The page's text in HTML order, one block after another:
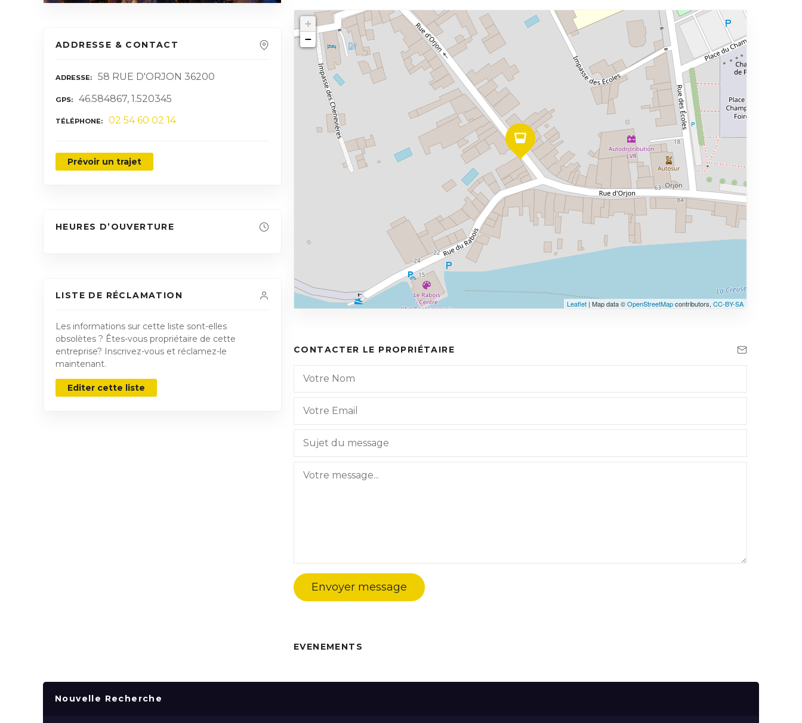
ADDRESSE & CONTACT
ADRESSE 58 RUE D'ORJON 36200
GPS 46.584867, 1.520345
TÉLÉPHONE 02 54 60 02 14
Prévoir un trajet
HEURES D’OUVERTURE
LISTE DE RÉCLAMATION
Les informations sur cette liste sont-elles
obsolètes ? Êtes-vous propriétaire de cette
entreprise? Inscrivez-vous et réclamez-le
maintenant.
Editer cette liste
+
−
Leaflet| Map data ©OpenStreetMapcontributors, CC-BY-SA
CONTACTER LE PROPRIÉTAIRE
Envoyer message
EVENEMENTS
Nouvelle Recherche